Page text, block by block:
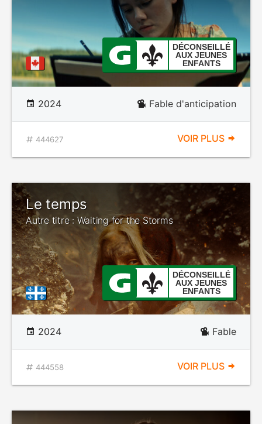
DÉCONSEILLÉ
AUX JEUNES
ENFANTS
2024 Fable d'anticipation
444627 VOIR PLUS
Le temps
Autre titre : Waiting for the Storms
DÉCONSEILLÉ
AUX JEUNES
ENFANTS
2024 Fable
444558 VOIR PLUS